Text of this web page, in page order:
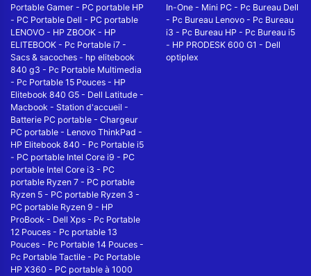
Portable Gamer - PC portable HP
- PC Portable Dell - PC portable
LENOVO - HP ZBOOK - HP
ELITEBOOK - Pc Portable i7 -
Sacs & sacoches - hp elitebook
840 g3 - Pc Portable Multimedia
- Pc Portable 15 Pouces - HP
Elitebook 840 G5 - Dell Latitude -
Macbook - Station d'accueil -
Batterie PC portable - Chargeur
PC portable - Lenovo ThinkPad -
HP Elitebook 840 - Pc Portable i5
- PC portable Intel Core i9 - PC
portable Intel Core i3 - PC
portable Ryzen 7 - PC portable
Ryzen 5 - PC portable Ryzen 3 -
PC portable Ryzen 9 - HP
ProBook - Dell Xps - Pc Portable
12 Pouces - Pc portable 13
Pouces - Pc Portable 14 Pouces -
Pc Portable Tactile - Pc Portable
HP X360 - PC portable à 1000
In-One - Mini PC - Pc Bureau Dell
- Pc Bureau Lenovo - Pc Bureau
i3 - Pc Bureau HP - Pc Bureau i5
- HP PRODESK 600 G1 - Dell
optiplex